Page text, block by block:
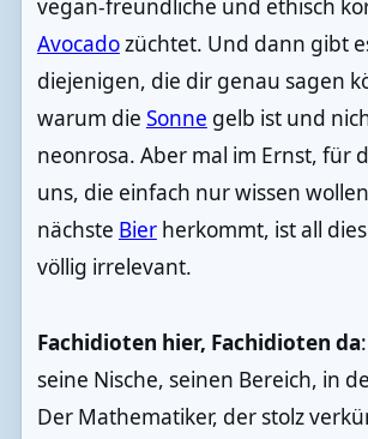
vegan-freundliche und ethisch
Avocadozüchtet. Und dann gibt
diejenigen, die dir genau sagen
warum die Sonne gelb ist und
neonrosa. Aber mal im Ernst, für
uns, die einfach nur wissen
nächste Bierherkommt, ist all
völlig irrelevant.
Fachidioten hier, Fachidioten da
seine Nische, seinen Bereich, in
Der Mathematiker, der stolz